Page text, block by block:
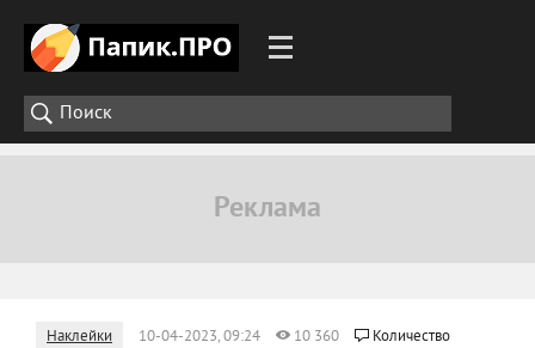
Наклейки 10-04-2023, 09:24 10 360
Количество